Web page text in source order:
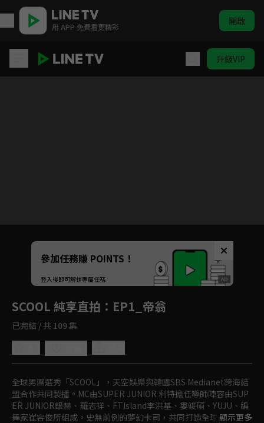
用 APP 免費看更精彩 開啟
升級VIP
Unmute
如有不便請見諒
參加任務賺 POINTS！
登入後即可解鎖專屬任務
SCOOL 純享直拍 ：EP1_帝翁
已完結 / 共 109 集
全球男團選秀「SCOOL」，天空娛樂與韓國SBS Medianet跨海結
盟合作共同製播。MC由SUPER JUNIOR 利特擔任導師陣容由SUP
ER JUNIOR銀赫、羅志祥、FTIsland李洪基、婁峻碩、YUJU、編
舞家崔容俊所組成。史無前例的夢幻卡司，共同打造全球新指標偶
顯示更多